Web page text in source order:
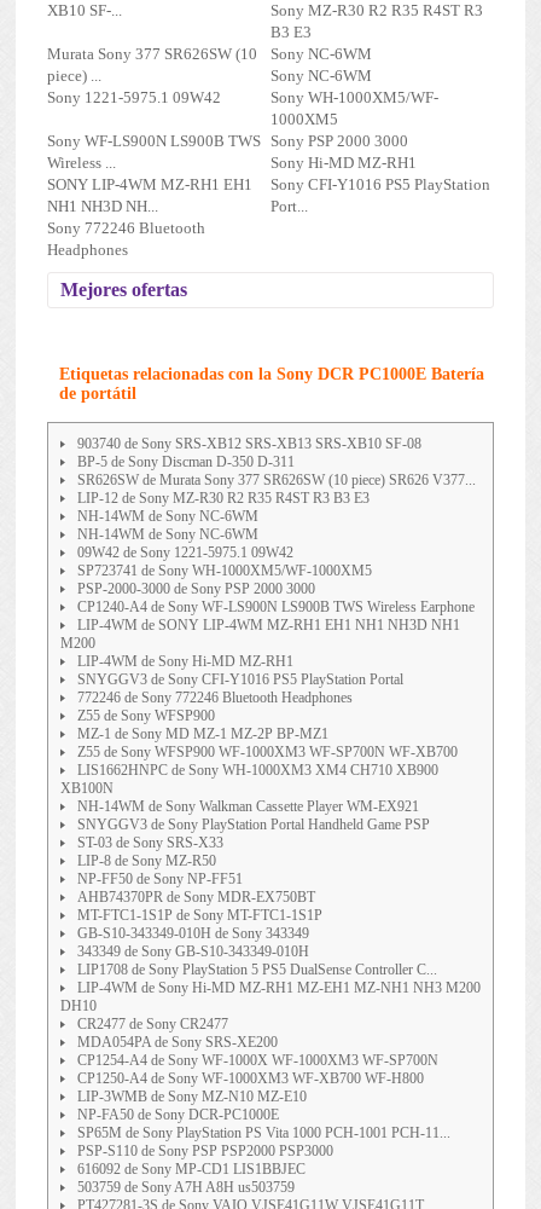
XB10 SF-...
Sony MZ-R30 R2 R35 R4ST R3
B3 E3
Murata Sony 377 SR626SW (10
piece) ...
Sony NC-6WM
Sony NC-6WM
Sony 1221-5975.1 09W42
Sony WH-1000XM5/WF-
1000XM5
Sony WF-LS900N LS900B TWS
Wireless ...
Sony PSP 2000 3000
Sony Hi-MD MZ-RH1
SONY LIP-4WM MZ-RH1 EH1
NH1 NH3D NH...
Sony CFI-Y1016 PS5 PlayStation
Port...
Sony 772246 Bluetooth
Headphones
Mejores ofertas
Etiquetas relacionadas con la Sony DCR PC1000E Batería
de portátil
903740 de Sony SRS-XB12 SRS-XB13 SRS-XB10 SF-08
BP-5 de Sony Discman D-350 D-311
SR626SW de Murata Sony 377 SR626SW (10 piece) SR626 V377...
LIP-12 de Sony MZ-R30 R2 R35 R4ST R3 B3 E3
NH-14WM de Sony NC-6WM
NH-14WM de Sony NC-6WM
09W42 de Sony 1221-5975.1 09W42
SP723741 de Sony WH-1000XM5/WF-1000XM5
PSP-2000-3000 de Sony PSP 2000 3000
CP1240-A4 de Sony WF-LS900N LS900B TWS Wireless Earphone
LIP-4WM de SONY LIP-4WM MZ-RH1 EH1 NH1 NH3D NH1
M200
LIP-4WM de Sony Hi-MD MZ-RH1
SNYGGV3 de Sony CFI-Y1016 PS5 PlayStation Portal
772246 de Sony 772246 Bluetooth Headphones
Z55 de Sony WFSP900
MZ-1 de Sony MD MZ-1 MZ-2P BP-MZ1
Z55 de Sony WFSP900 WF-1000XM3 WF-SP700N WF-XB700
LIS1662HNPC de Sony WH-1000XM3 XM4 CH710 XB900
XB100N
NH-14WM de Sony Walkman Cassette Player WM-EX921
SNYGGV3 de Sony PlayStation Portal Handheld Game PSP
ST-03 de Sony SRS-X33
LIP-8 de Sony MZ-R50
NP-FF50 de Sony NP-FF51
AHB74370PR de Sony MDR-EX750BT
MT-FTC1-1S1P de Sony MT-FTC1-1S1P
GB-S10-343349-010H de Sony 343349
343349 de Sony GB-S10-343349-010H
LIP1708 de Sony PlayStation 5 PS5 DualSense Controller C...
LIP-4WM de Sony Hi-MD MZ-RH1 MZ-EH1 MZ-NH1 NH3 M200
DH10
CR2477 de Sony CR2477
MDA054PA de Sony SRS-XE200
CP1254-A4 de Sony WF-1000X WF-1000XM3 WF-SP700N
CP1250-A4 de Sony WF-1000XM3 WF-XB700 WF-H800
LIP-3WMB de Sony MZ-N10 MZ-E10
NP-FA50 de Sony DCR-PC1000E
SP65M de Sony PlayStation PS Vita 1000 PCH-1001 PCH-11...
PSP-S110 de Sony PSP PSP2000 PSP3000
616092 de Sony MP-CD1 LIS1BBJEC
503759 de Sony A7H A8H us503759
PT427281-3S de Sony VAIO VJSE41G11W VJSE41G11T